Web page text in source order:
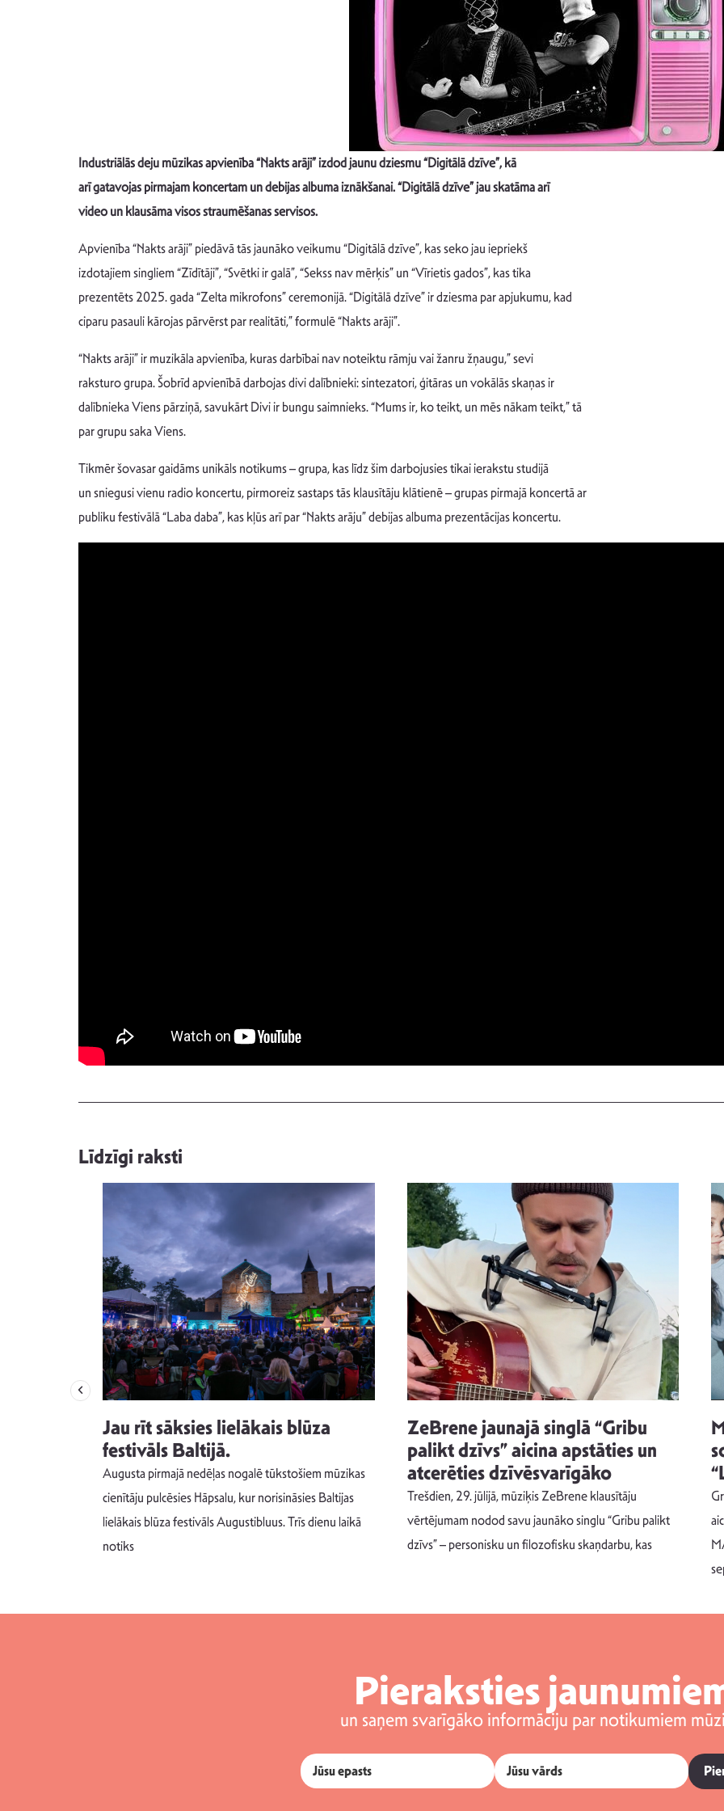
Industriālās deju mūzikas apvienība “Nakts arāji” izdod jaunu dziesmu “Digitālā dzīve”, kā
arī gatavojas pirmajam koncertam un debijas albuma iznākšanai. “Digitālā dzīve” jau skatāma arī
video un klausāma visos straumēšanas servisos.
Apvienība “Nakts arāji” piedāvā tās jaunāko veikumu “Digitālā dzīve”, kas seko jau iepriekš
izdotajiem singliem “Zīdītāji”, “Svētki ir galā”, “Sekss nav mērķis” un “Vīrietis gados”, kas tika
prezentēts 2025. gada “Zelta mikrofons” ceremonijā. “Digitālā dzīve” ir dziesma par apjukumu, kad
ciparu pasauli kārojas pārvērst par realitāti,” formulē “Nakts arāji”.
“Nakts arāji” ir muzikāla apvienība, kuras darbībai nav noteiktu rāmju vai žanru žņaugu,” sevi
raksturo grupa. Šobrīd apvienībā darbojas divi dalībnieki: sintezatori, ģitāras un vokālās skaņas ir
dalībnieka Viens pārziņā, savukārt Divi ir bungu saimnieks. “Mums ir, ko teikt, un mēs nākam teikt,” tā
par grupu saka Viens.
Tikmēr šovasar gaidāms unikāls notikums – grupa, kas līdz šim darbojusies tikai ierakstu studijā
un sniegusi vienu radio koncertu, pirmoreiz sastaps tās klausītāju klātienē – grupas pirmajā koncertā ar
publiku festivālā “Laba daba”, kas kļūs arī par “Nakts arāju” debijas albuma prezentācijas koncertu.
Līdzīgi raksti
Jau rīt sāksies lielākais blūza
festivāls Baltijā.
Augusta pirmajā nedēļas nogalē tūkstošiem mūzikas
cienītāju pulcēsies Hāpsalu, kur norisināsies Baltijas
lielākais blūza festivāls Augustibluus. Trīs dienu laikā
notiks
ZeBrene jaunajā singlā “Gribu
palikt dzīvs” aicina apstāties un
atcerēties dzīvēsvarīgāko
Trešdien, 29. jūlijā, mūziķis ZeBrene klausītāju
vērtējumam nodod savu jaunāko singlu “Gribu palikt
dzīvs” – personisku un filozofisku skaņdarbu, kas
Pieraksties
un saņem svarīgāko informāciju par notikumiem